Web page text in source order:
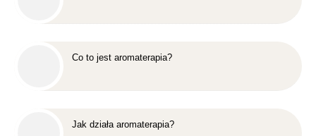
Co to jest aromaterapia?
Jak działa aromaterapia?